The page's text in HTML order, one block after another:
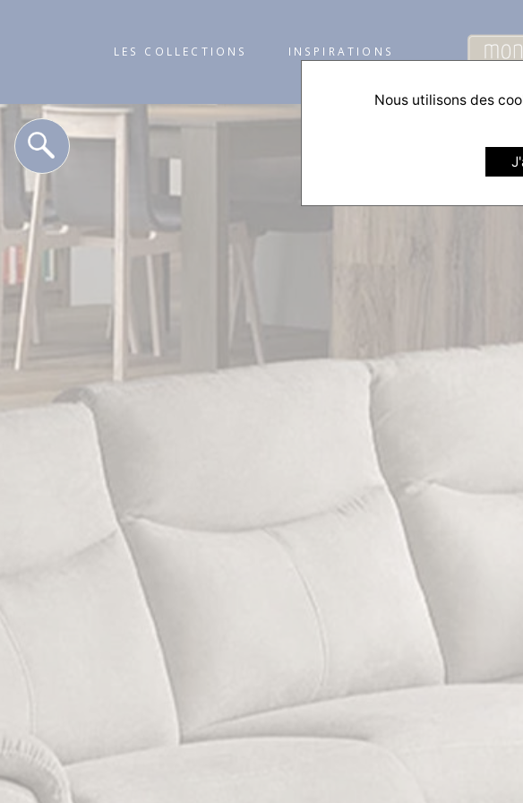
LES COLLECTIONS INSPIRATIONS
Nous utilisons des